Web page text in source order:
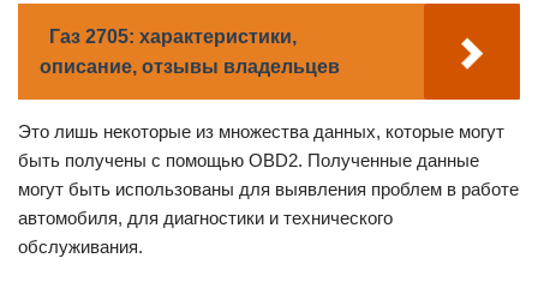
Газ 2705: характеристики,
описание, отзывы владельцев
Это лишь некоторые из множества данных, которые могут
быть получены с помощью OBD2. Полученные данные
могут быть использованы для выявления проблем в работе
автомобиля, для диагностики и технического
обслуживания.